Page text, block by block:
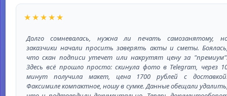
★★★★★
Долго сомневалась, нужна ли печать самозанятому,
заказчики начали просить заверять акты и сметы.
что скан подписи утечет или накрутят цену за
Здесь всё прошло просто: скинула фото в Telegram, через
минут получила макет, цена 1700 рублей с
Факсимиле компактное, ношу в сумке. Данные обещали